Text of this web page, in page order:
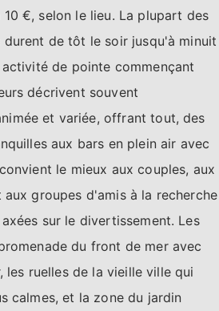
€, selon le lieu. La plupart des
durent de tôt le soir jusqu'à minuit
de pointe commençant
décrivent souvent
et variée, offrant tout, des
aux bars en plein air avec
le mieux aux couples, aux
groupes d'amis à la recherche
sur le divertissement. Les
du front de mer avec
les ruelles de la vieille ville qui
calmes, et la zone du jardin